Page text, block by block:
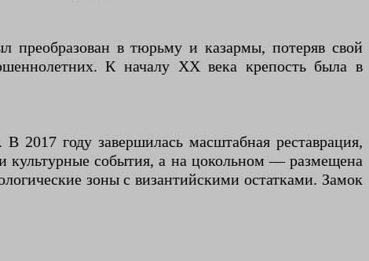
в тюрьму и казармы, потеряв свой
К началу XX века крепость была в
2017 году завершилась масштабная реставрация,
культурные события, а на цокольном — размещена
зоны с византийскими остатками. Замок